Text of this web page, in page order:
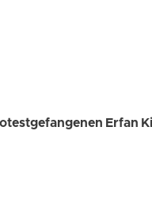
Erfan